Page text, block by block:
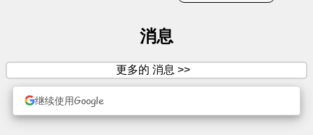
组
消息
更多的 消息 >>
继续使用Google